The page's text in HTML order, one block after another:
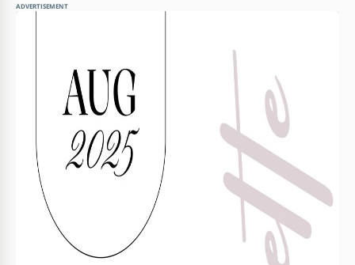
ADVERTISEMENT